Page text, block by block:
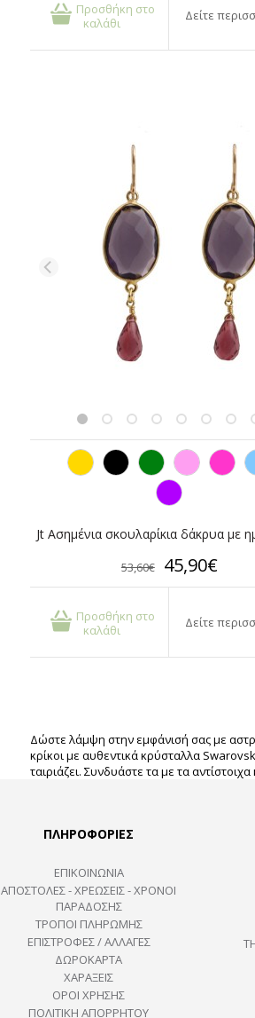
Προσθήκη στο
καλάθι
Δείτε
53,60€ 45,90€
Προσθήκη στο
καλάθι
Δείτε
Δώστε λάμψη στην εμφάνισή σας με
κρίκοι με αυθεντικά κρύσταλλα
ταιριάζει. Συνδυάστε τα με τα
ΠΛΗΡΟΦΟΡΙΕΣ
ΕΠΙΚΟΙΝΩΝΙΑ
ΑΠΟΣΤΟΛΕΣ - ΧΡΕΩΣΕΙΣ - ΧΡΟΝΟΙ
ΠΑΡΑΔΟΣΗΣ
ΤΡΟΠΟΙ ΠΛΗΡΩΜΗΣ
ΕΠΙΣΤΡΟΦΕΣ / ΑΛΛΑΓΕΣ
ΔΩΡΟΚΑΡΤΑ
ΧΑΡΑΞΕΙΣ
ΟΡΟΙ ΧΡΗΣΗΣ
ΠΟΛΙΤΙΚΉ ΑΠΟΡΡΉΤΟΥ